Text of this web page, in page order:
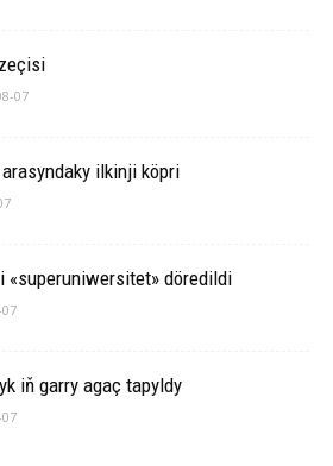
07
ilkinji köp­ri
«superuniwersitet» döredildi
iň garry agaç tapyldy